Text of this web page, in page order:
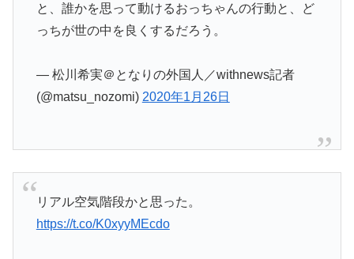
と、誰かを思って動けるおっちゃんの行動と、ど
っちが世の中を良くするだろう。
— 松川希実＠となりの外国人／withnews記者
(@matsu_nozomi) 2020年1月26日
リアル空気階段かと思った。
https://t.co/K0xyyMEcdo